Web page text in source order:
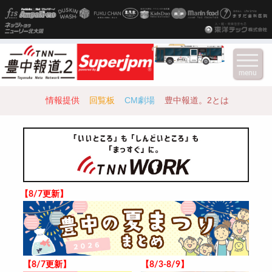
情報提供 回覧板 CM劇場 豊中報道。2とは
【8/7更新】
【8/7更新】 【8/3-8/9】
menu